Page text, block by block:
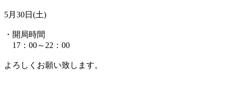
5月30日(土)
・開局時間
17：00～22：00
よろしくお願い致します。